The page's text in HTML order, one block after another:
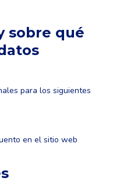
sobre qué
para los siguientes
en el sitio web